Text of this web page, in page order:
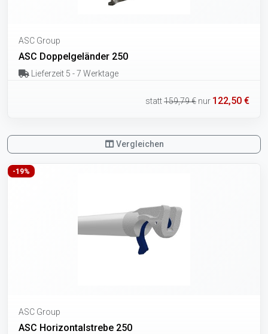
ASC Group
ASC Doppelgeländer 250
Lieferzeit 5 - 7 Werktage
statt159,79 € nur 122,50 €
Vergleichen
-19%
ASC Group
ASC Horizontalstrebe 250